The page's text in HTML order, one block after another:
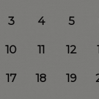
3 4 5
10 11 12
17 18 19